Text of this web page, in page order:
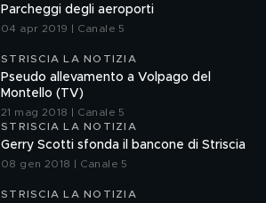
Parcheggi degli aeroporti
04 apr 2019 | Canale 5
STRISCIA LA NOTIZIA
Pseudo allevamento a Volpago del
Montello (TV)
21 mag 2018 | Canale 5
STRISCIA LA NOTIZIA
Gerry Scotti sfonda il bancone di Striscia
08 gen 2018 | Canale 5
STRISCIA LA NOTIZIA